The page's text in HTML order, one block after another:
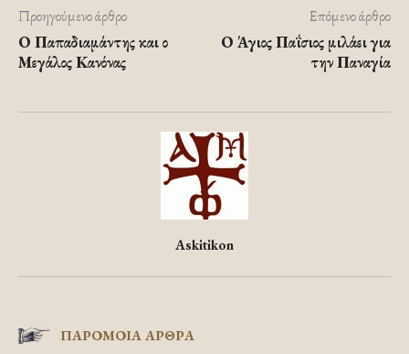
Προηγούμενο άρθρο
Ο Παπαδιαμάντης και ο
Μεγάλος Κανόνας
Επόμενο άρθρο
Ο Άγιος Παΐσιος μιλάει για
την Παναγία
Askitikon
ΠΑΡΟΜΟΙΑ ΑΡΘΡΑ